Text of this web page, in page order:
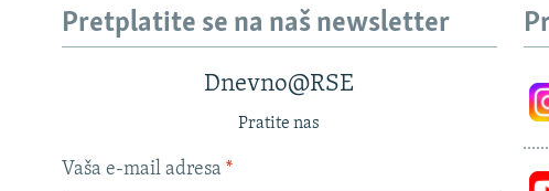
Pretplatite se na naš newsletter
Dnevno@RSE
Pratite nas
Vaša e-mail adresa *